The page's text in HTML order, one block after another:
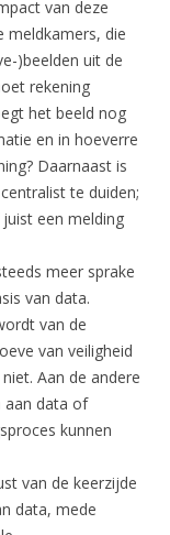
van deze
meldkamers, die
)beelden uit de
rekening
het beeld nog
en in hoeverre
Daarnaast is
te duiden;
een melding
meer sprake
van data.
van de
van veiligheid
Aan de andere
data of
kunnen
van de keerzijde
data, mede